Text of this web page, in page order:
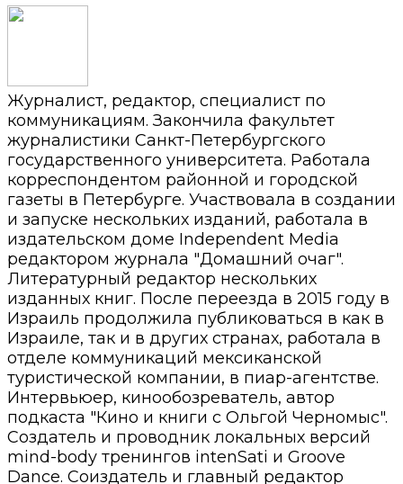
Журналист, редактор, специалист по
коммуникациям. Закончила факультет
журналистики Санкт-Петербургского
государственного университета. Работала
корреспондентом районной и городской
газеты в Петербурге. Участвовала в создании
и запуске нескольких изданий, работала в
издательском доме Independent Media
редактором журнала "Домашний очаг".
Литературный редактор нескольких
изданных книг. После переезда в 2015 году в
Израиль продолжила публиковаться в как в
Израиле, так и в других странах, работала в
отделе коммуникаций мексиканской
туристической компании, в пиар-агентстве.
Интервьюер, кинообозреватель, автор
подкаста "Кино и книги с Ольгой Черномыс".
Создатель и проводник локальных версий
mind-body тренингов intenSati и Groove
Dance. Соиздатель и главный редактор